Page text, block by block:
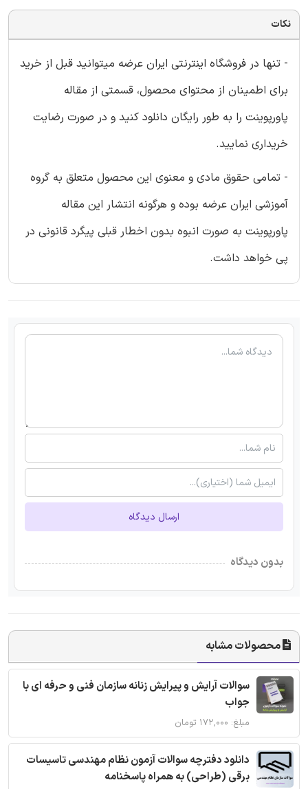
نکات
- تنها در فروشگاه اینترنتی ایران عرضه میتوانید قبل از خرید
برای اطمینان از محتوای محصول، قسمتی از مقاله
پاورپوینت را به طور رایگان دانلود کنید و در صورت رضایت
خریداری نمایید.
- تمامی حقوق مادی و معنوی این محصول متعلق به گروه
آموزشی ایران عرضه بوده و هرگونه انتشار این مقاله
پاورپوینت به صورت انبوه بدون اخطار قبلی پیگرد قانونی در
پی خواهد داشت.
ارسال دیدگاه
بدون دیدگاه
محصولات مشابه
سوالات آرایش و پیرایش زنانه سازمان فنی و حرفه ای با
جواب
مبلغ: ۱۷۲,۰۰۰ تومان
دانلود دفترچه سوالات آزمون نظام مهندسی تاسیسات
برقی (طراحی) به همراه پاسخنامه